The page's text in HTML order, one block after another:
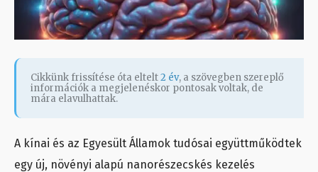
Cikkünk frissítése óta eltelt2 év, a szövegben szereplő
információk a megjelenéskor pontosak voltak, de
mára elavulhattak.
A kínai és az Egyesült Államok tudósai együttműködtek
egy új, növényi alapú nanorészecskés kezelés